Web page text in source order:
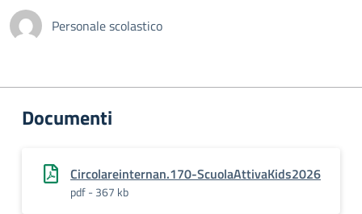
Personale scolastico
Documenti
Circolareinternan.170-ScuolaAttivaKids2026
pdf - 367 kb